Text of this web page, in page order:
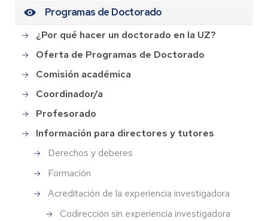
Programas de Doctorado
¿Por qué hacer un doctorado en la UZ?
Oferta de Programas de Doctorado
Comisión académica
Coordinador/a
Profesorado
Información para directores y tutores
Derechos y deberes
Formación
Acreditación de la experiencia investigadora
Codirección sin experiencia investigadora